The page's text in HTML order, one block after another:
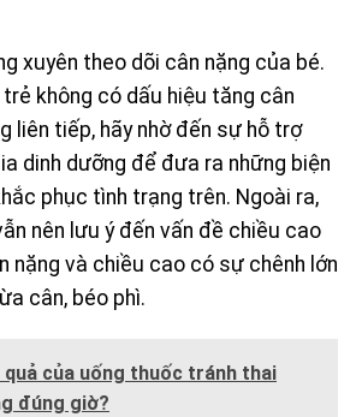
xuyên theo dõi cân nặng của bé.
không có dấu hiệu tăng cân
liên tiếp, hãy nhờ đến sự hỗ trợ
dinh dưỡng để đưa ra những biện
phục tình trạng trên. Ngoài ra,
nên lưu ý đến vấn đề chiều cao
nặng và chiều cao có sự chênh lớn
cân, béo phì.
quả của uống thuốc tránh thai
đúng giờ?